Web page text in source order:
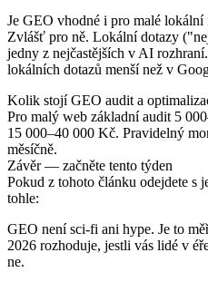
Je GEO vhodné i pro malé lokální
Zvlášť pro ně. Lokální dotazy
jedny z nejčastějších v AI
lokálních dotazů menší než v
Kolik stojí GEO audit a
Pro malý web základní audit 5
15 000–40 000 Kč. Pravidelný
měsíčně.
Závěr — začněte tento týden
Pokud z tohoto článku odejdete s
tohle:
GEO není sci-fi ani hype. Je to
2026 rozhoduje, jestli vás lidé v
ne.